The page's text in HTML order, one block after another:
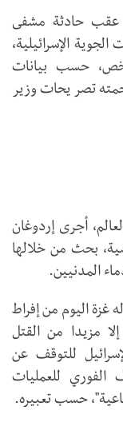
عقب حادثة مشفى
الإسرائيلية،
أودت بحياة أكثر من 5000 شخص، حسب بيانات
تصريحات وزير
أجرى إردوغان
بحث من خلالها
المدنيين.
غزة اليوم من إفراط
مزيدا من القتل
للتوقف عن
الفوري للعمليات
حسب تعبيره.